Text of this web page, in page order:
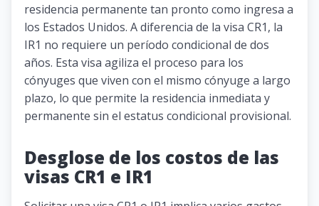
residencia permanente tan pronto como ingresa a
los Estados Unidos. A diferencia de la visa CR1, la
IR1 no requiere un período condicional de dos
años. Esta visa agiliza el proceso para los
cónyuges que viven con el mismo cónyuge a largo
plazo, lo que permite la residencia inmediata y
permanente sin el estatus condicional provisional.
Desglose de los costos de las
visas CR1 e IR1